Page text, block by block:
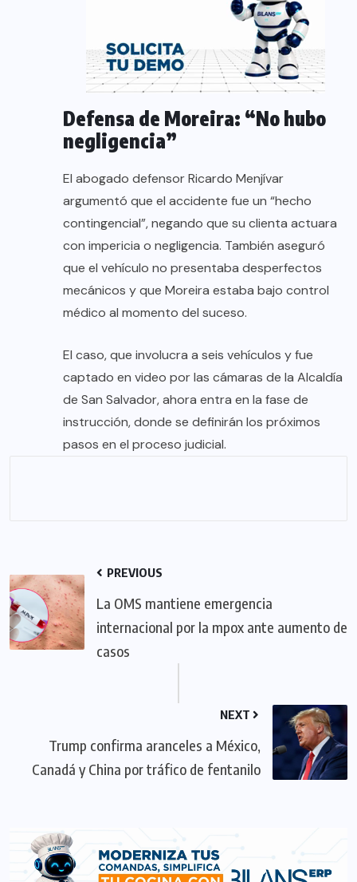
Defensa de Moreira: “No hubo
negligencia”
El abogado defensor Ricardo Menjívar
argumentó que el accidente fue un “hecho
contingencial”, negando que su clienta actuara
con impericia o negligencia. También aseguró
que el vehículo no presentaba desperfectos
mecánicos y que Moreira estaba bajo control
médico al momento del suceso.
El caso, que involucra a seis vehículos y fue
captado en video por las cámaras de la Alcaldía
de San Salvador, ahora entra en la fase de
instrucción, donde se definirán los próximos
pasos en el proceso judicial.
PREVIOUS
La OMS mantiene emergencia
internacional por la mpox ante aumento de
casos
NEXT
Trump confirma aranceles a México,
Canadá y China por tráfico de fentanilo